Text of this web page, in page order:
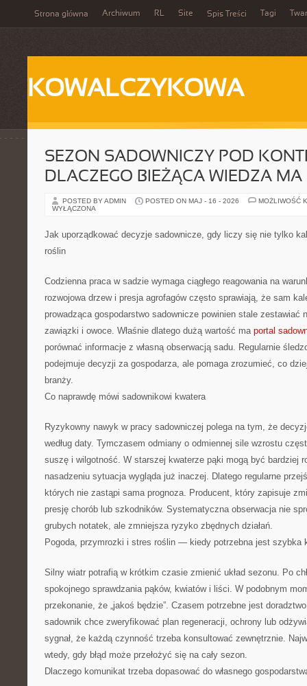
Strona główna Archiwum RL Site Spis Treści Tagi
KOWALCZYKOWA
SEZON SADOWNICZY POD
DLACZEGO BIEŻĄCA WIEDZA
POSTED BY ADMIN POSTED ON MAJ - 16 - 2026
MOŻLIWOŚĆ
WYŁĄCZONA
Jak uporządkować decyzje sadownicze, gdy liczy się nie tylko
roślin
Codzienna praca w sadzie wymaga ciągłego reagowania na
rozwojowa drzew i presja agrofagów często sprawiają, że sam
prowadząca gospodarstwo sadownicze powinien stale zestawiać
zawiązki i owoce. Właśnie dlatego dużą wartość ma portal
porównać informacje z własną obserwacją sadu. Regularnie
podejmuje decyzji za gospodarza, ale pomaga zrozumieć, co
branży.
Co naprawdę mówi sadownikowi kwatera
Ryzykowny nawyk w pracy sadowniczej polega na tym, że
według daty. Tymczasem odmiany o odmiennej sile wzrostu
suszę i wilgotność. W starszej kwaterze pąki mogą być bardziej
nasadzeniu sytuacja wygląda już inaczej. Dlatego regularne
których nie zastąpi sama prognoza. Producent, który zapisuje
presję chorób lub szkodników. Systematyczna obserwacja nie
grubych notatek, ale zmniejsza ryzyko zbędnych działań.
Pogoda, przymrozki i stres roślin — kiedy potrzebna jest szybka
Silny wiatr potrafią w krótkim czasie zmienić układ sezonu. Po
spokojnego sprawdzania pąków, kwiatów i liści. W podobnym
przekonanie, że „jakoś będzie”. Czasem potrzebne jest
sadownik chce zweryfikować plan regeneracji, ochrony lub
sygnał, że każdą czynność trzeba konsultować zewnętrznie.
wtedy, gdy błąd może przełożyć się na cały sezon.
Dlaczego komunikat trzeba dopasować do własnego